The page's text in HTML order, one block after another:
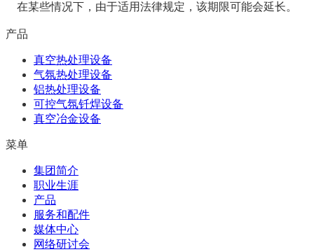
在某些情况下，由于适用法律规定，该期限可能会延长。
产品
真空热处理设备
气氛热处理设备
铝热处理设备
可控气氛钎焊设备
真空冶金设备
菜单
集团简介
职业生涯
产品
服务和配件
媒体中心
网络研讨会